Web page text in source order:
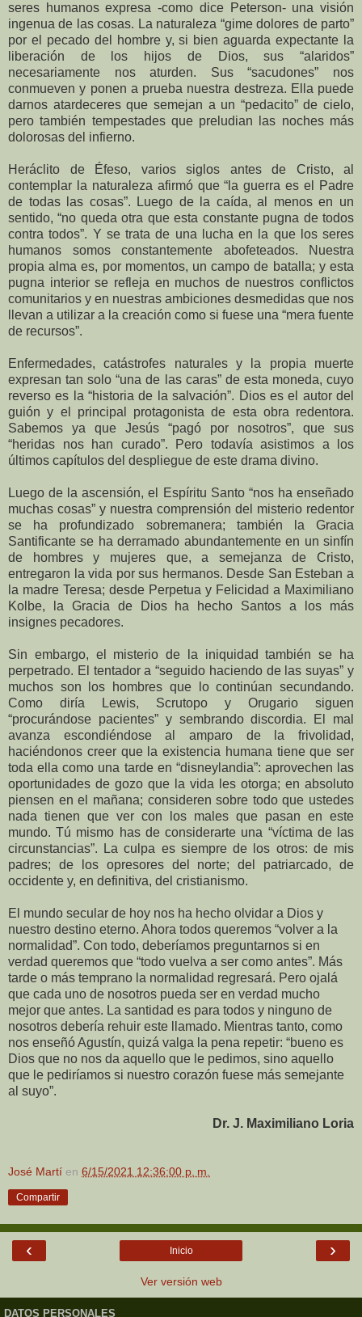
seres humanos expresa -como dice Peterson- una visión
ingenua de las cosas. La naturaleza “gime dolores de parto”
por el pecado del hombre y, si bien aguarda expectante la
liberación de los hijos de Dios, sus “alaridos”
necesariamente nos aturden. Sus “sacudones” nos
conmueven y ponen a prueba nuestra destreza. Ella puede
darnos atardeceres que semejan a un “pedacito” de cielo,
pero también tempestades que preludian las noches más
dolorosas del infierno.
Heráclito de Éfeso, varios siglos antes de Cristo, al
contemplar la naturaleza afirmó que “la guerra es el Padre
de todas las cosas”. Luego de la caída, al menos en un
sentido, “no queda otra que esta constante pugna de todos
contra todos”. Y se trata de una lucha en la que los seres
humanos somos constantemente abofeteados. Nuestra
propia alma es, por momentos, un campo de batalla; y esta
pugna interior se refleja en muchos de nuestros conflictos
comunitarios y en nuestras ambiciones desmedidas que nos
llevan a utilizar a la creación como si fuese una “mera fuente
de recursos”.
Enfermedades, catástrofes naturales y la propia muerte
expresan tan solo “una de las caras” de esta moneda, cuyo
reverso es la “historia de la salvación”. Dios es el autor del
guión y el principal protagonista de esta obra redentora.
Sabemos ya que Jesús “pagó por nosotros”, que sus
“heridas nos han curado”. Pero todavía asistimos a los
últimos capítulos del despliegue de este drama divino.
Luego de la ascensión, el Espíritu Santo “nos ha enseñado
muchas cosas” y nuestra comprensión del misterio redentor
se ha profundizado sobremanera; también la Gracia
Santificante se ha derramado abundantemente en un sinfín
de hombres y mujeres que, a semejanza de Cristo,
entregaron la vida por sus hermanos. Desde San Esteban a
la madre Teresa; desde Perpetua y Felicidad a Maximiliano
Kolbe, la Gracia de Dios ha hecho Santos a los más
insignes pecadores.
Sin embargo, el misterio de la iniquidad también se ha
perpetrado. El tentador a “seguido haciendo de las suyas” y
muchos son los hombres que lo continúan secundando.
Como diría Lewis, Scrutopo y Orugario siguen
“procurándose pacientes” y sembrando discordia. El mal
avanza escondiéndose al amparo de la frivolidad,
haciéndonos creer que la existencia humana tiene que ser
toda ella como una tarde en “disneylandia”: aprovechen las
oportunidades de gozo que la vida les otorga; en absoluto
piensen en el mañana; consideren sobre todo que ustedes
nada tienen que ver con los males que pasan en este
mundo. Tú mismo has de considerarte una “víctima de las
circunstancias”. La culpa es siempre de los otros: de mis
padres; de los opresores del norte; del patriarcado, de
occidente y, en definitiva, del cristianismo.
El mundo secular de hoy nos ha hecho olvidar a Dios y
nuestro destino eterno. Ahora todos queremos “volver a la
normalidad”. Con todo, deberíamos preguntarnos si en
verdad queremos que “todo vuelva a ser como antes”. Más
tarde o más temprano la normalidad regresará. Pero ojalá
que cada uno de nosotros pueda ser en verdad mucho
mejor que antes. La santidad es para todos y ninguno de
nosotros debería rehuir este llamado. Mientras tanto, como
nos enseñó Agustín, quizá valga la pena repetir: “bueno es
Dios que no nos da aquello que le pedimos, sino aquello
que le pediríamos si nuestro corazón fuese más semejante
al suyo”.
Dr. J. Maximiliano Loria
José Martí en 6/15/2021 12:36:00 p. m.
Compartir
‹ ›
Inicio
Ver versión web
DATOS PERSONALES